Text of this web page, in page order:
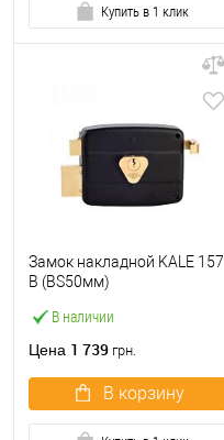
Купить в 1 клик
В наличии
Замок накладной KALE 157
B (BS50мм)
Цена 1 739 грн.
В корзину